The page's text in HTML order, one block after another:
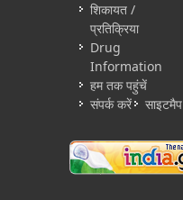
शिकायत /
प्रतिक्रिया
Drug
Information
हम तक पहुंचें
संपर्क करें
साइटमैप